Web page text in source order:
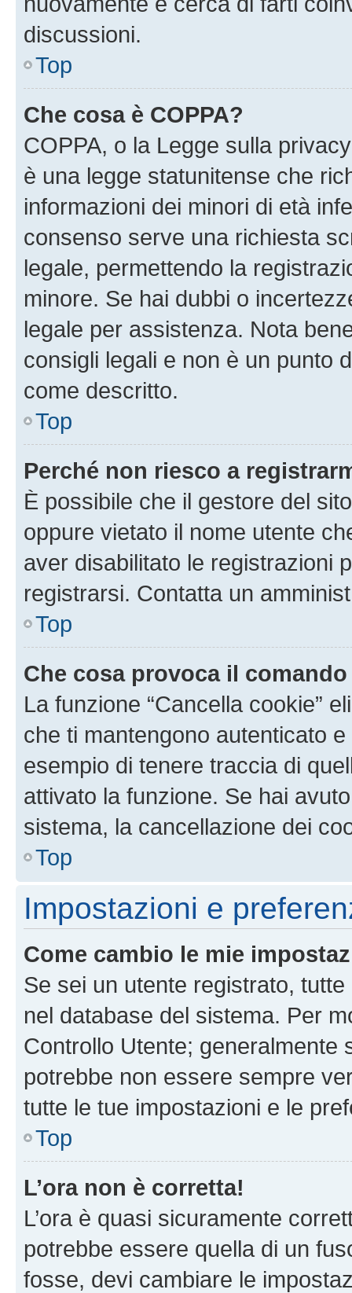
discussioni.
Top
Che cosa è COPPA?
COPPA, o la Legge sulla
è una legge statunitense che
informazioni dei minori di età
consenso serve una richiesta
legale, permettendo la
minore. Se hai dubbi o
legale per assistenza. Nota
consigli legali e non è un punto
come descritto.
Top
Perché non riesco a
È possibile che il gestore del
oppure vietato il nome utente
aver disabilitato le registrazioni
registrarsi. Contatta un
Top
Che cosa provoca il
La funzione “Cancella cookie”
che ti mantengono autenticato
esempio di tenere traccia di
attivato la funzione. Se hai
sistema, la cancellazione dei
Top
Impostazioni e
Come cambio le mie
Se sei un utente registrato,
nel database del sistema. Per
Controllo Utente; generalmente
potrebbe non essere sempre
tutte le tue impostazioni e le
Top
L’ora non è corretta!
L’ora è quasi sicuramente
potrebbe essere quella di un
fosse, devi cambiare le